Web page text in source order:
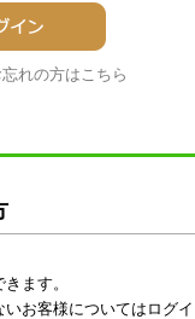
れの方はこちら
ます。
お客様についてはログ